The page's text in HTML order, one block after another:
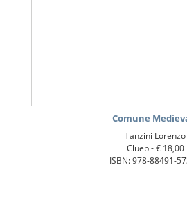
Comune
Tanzini Lorenzo
Clueb -€ 18,00
ISBN: 978-88491-